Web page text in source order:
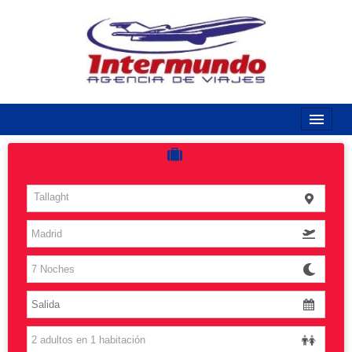
Costas
Vuelos
Islas
Caribe
Grandes Viajes
Tallaght